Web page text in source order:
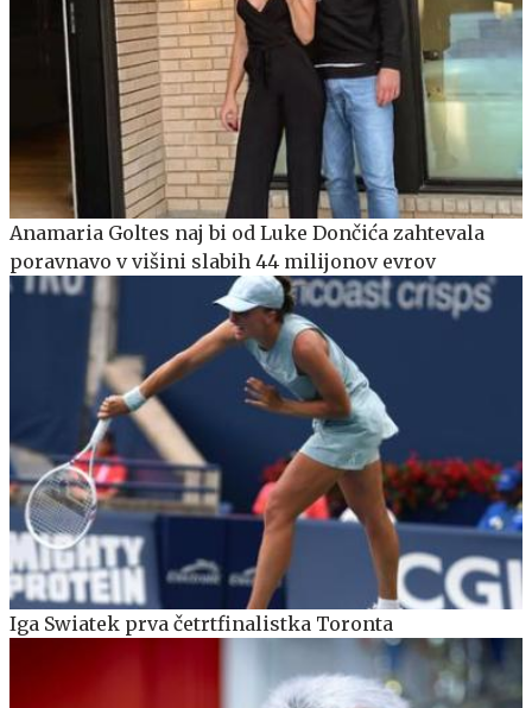
Anamaria Goltes naj bi od Luke Dončića zahtevala
poravnavo v višini slabih 44 milijonov evrov
Iga Swiatek prva četrtfinalistka Toronta